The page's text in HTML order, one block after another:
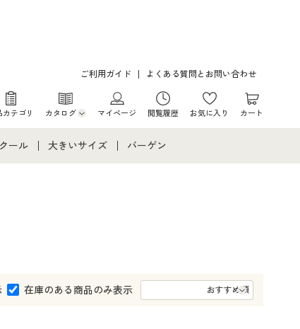
ご利用ガイド よくある質問とお問い合わせ
カテゴリ カタログ
タログ・チラシからのご注文
マイページ 閲覧履歴 お気に入り カート
ール 大きいサイズ
大きいサイズ メンズ
バーゲン
在庫のある商品のみ表示